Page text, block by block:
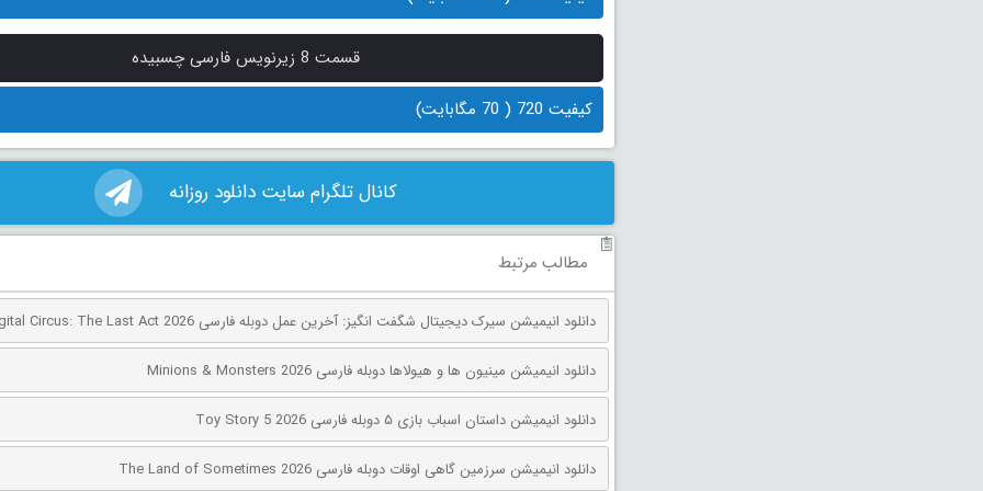
قسمت 8 زیرنویس فارسی چسبیده
کیفیت 720 ( 70 مگابایت)
کانال تلگرام سایت دانلود روزانه
مطالب مرتبط
دانلود انیمیشن مینیون‌ ها و هیولاها دوبله فارسی Minions & Monsters 2026
دانلود انیمیشن داستان اسباب بازی ۵ دوبله فارسی Toy Story 5 2026
دانلود انیمیشن سرزمین گاهی اوقات دوبله فارسی The Land of Sometimes 2026